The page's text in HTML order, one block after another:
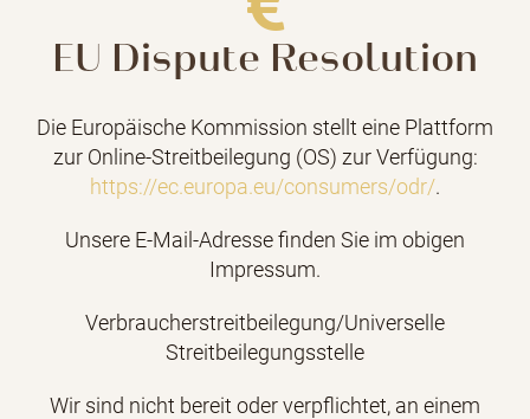
EU Dispute Resolution
Die Europäische Kommission stellt eine Plattform
zur Online-Streitbeilegung (OS) zur Verfügung:
https://ec.europa.eu/consumers/odr/.
Unsere E-Mail-Adresse finden Sie im obigen
Impressum.
Verbraucherstreitbeilegung/Universelle
Streitbeilegungsstelle
Wir sind nicht bereit oder verpflichtet, an einem